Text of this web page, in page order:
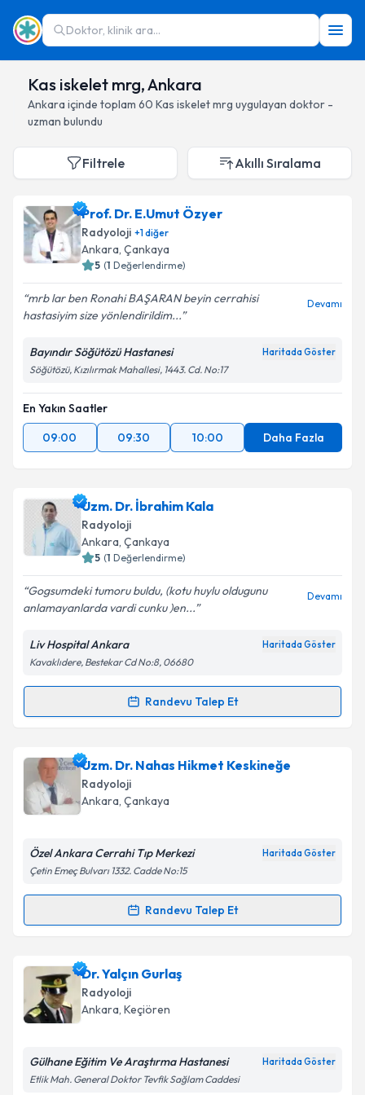
Doktor, klinik ara...
Kas iskelet mrg, Ankara
Ankara içinde toplam 60 Kas iskelet mrg uygulayan doktor -
uzman bulundu
Filtrele Akıllı Sıralama
Prof. Dr. E.Umut Özyer
Radyoloji +1diğer
Ankara, Çankaya
5 (1 Değerlendirme)
mrb lar ben Ronahi BAŞARAN beyin cerrahisi
hastasiyim size yönlendirildim...
Devamı
Bayındır Söğütözü Hastanesi Haritada Göster
Söğütözü, Kızılırmak Mahallesi, 1443. Cd. No:17
En Yakın Saatler
09:00
09:30 10:00 Daha Fazla
Uzm. Dr. İbrahim Kala
Radyoloji
Ankara, Çankaya
5 (1 Değerlendirme)
Gogsumdeki tumoru buldu, (kotu huylu oldugunu
anlamayanlarda vardi cunku )en...
Devamı
Liv Hospital Ankara Haritada Göster
Kavaklıdere, Bestekar Cd No:8, 06680
Randevu Talep Et
Randevu Takvimi Talebi
Uzm. Dr. İbrahim Kalaiçin randevu takvimi talebi
oluşturun. Size bu uzmandan randevu almanız için bir
takvim hazırlandığında e-posta ile bilgilendireceğiz.
Kişisel verilerimin işlenmesine ilişkin
Metni'ni okudum ve kişisel verilerimin belirtilen
Takvim Talebini Gönder
Uzm. Dr. Nahas Hikmet Keskineğe
Radyoloji
Ankara, Çankaya
Özel Ankara Cerrahi Tıp Merkezi Haritada Göster
Çetin Emeç Bulvarı 1332. Cadde No:15
Randevu Talep Et
Randevu Takvimi Talebi
Uzm. Dr. Nahas Hikmet Keskineğe
takvimi talebi oluşturun. Size bu uzmandan randevu
almanız için bir takvim hazırlandığında e-posta ile
bilgilendireceğiz.
Dr. Yalçın Gurlaş
Radyoloji
Ankara, Keçiören
Gülhane Eğitim Ve Araştırma Hastanesi Haritada Göster
Etlik Mah. General Doktor Tevfik Sağlam Caddesi